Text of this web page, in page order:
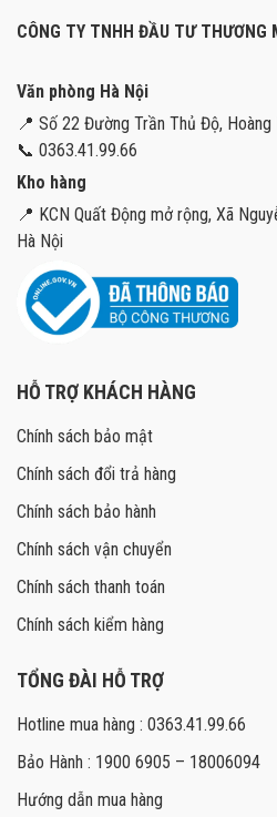
CÔNG TY TNHH ĐẦU TƯ THƯƠNG
Văn phòng Hà Nội
📍 Số 22 Đường Trần Thủ Độ, Hoàng
📞 0363.41.99.66
Kho hàng
📍 KCN Quất Động mở rộng, Xã
Hà Nội
HỖ TRỢ KHÁCH HÀNG
Chính sách bảo mật
Chính sách đổi trả hàng
Chính sách bảo hành
Chính sách vận chuyển
Chính sách thanh toán
Chính sách kiểm hàng
TỔNG ĐÀI HỖ TRỢ
Hotline mua hàng : 0363.41.99.66
Bảo Hành : 1900 6905 – 18006094
Hướng dẫn mua hàng